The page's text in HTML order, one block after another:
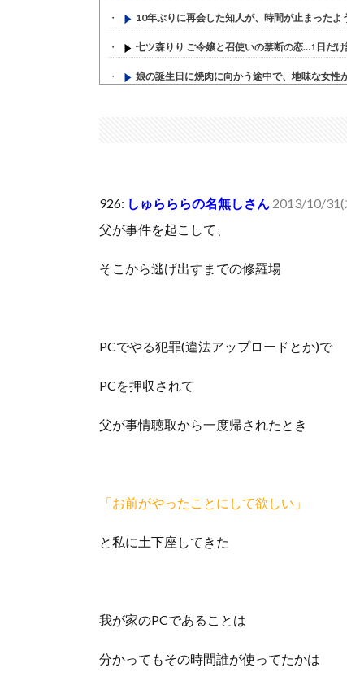
10年ぶりに再会した知人が、時間が止まったよ
七ツ森りり ご令嬢と召使いの禁断の恋…1日だ
娘の誕生日に焼肉に向かう途中で、地味な女性
可愛い彼女が部屋に入ってきた。もしかしてニ
926: しゅらららの名無しさん 2013/10/31(
父が事件を起こして、
そこから逃げ出すまでの修羅場
PCでやる犯罪(違法アップロードとか)で
PCを押収されて
父が事情聴取から一度帰されたとき
「お前がやったことにして欲しい」
と私に土下座してきた
我が家のPCであることは
分かってもその時間誰が使ってたかは